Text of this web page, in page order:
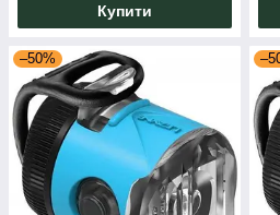
Купити
–50%